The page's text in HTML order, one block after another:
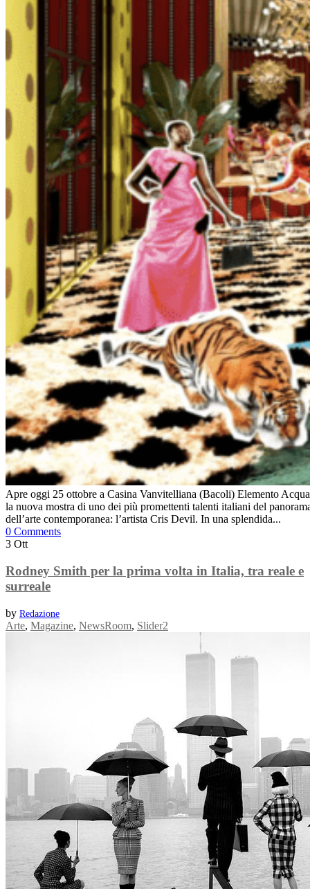
Apre oggi 25 ottobre a Casina Vanvitelliana (Bacoli) Elemento
la nuova mostra di uno dei più promettenti talenti italiani del
dell’arte contemporanea: l’artista Cris Devil. In una splendida...
0 Comments
3 Ott
Rodney Smith per la prima volta in Italia, tra reale e
surreale
by Redazione
Arte, Magazine, NewsRoom, Slider2